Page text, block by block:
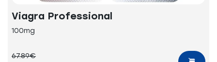
Viagra Professional
100mg
67.89€